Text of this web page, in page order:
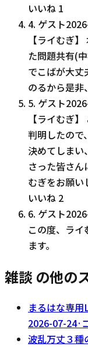
いいね 1
4. ゲスト
【ライむぎ
た問題共有(
でこばが大丈
のるから是非
5. ゲスト
【ライむぎ
判明したので
決めてしまい
さった皆さん
むぎをお願い
いいね 2
6. ゲスト
この度、ライ
ます。
雑談 の他の
まるはな専
2026-07-24·
波乱万丈３